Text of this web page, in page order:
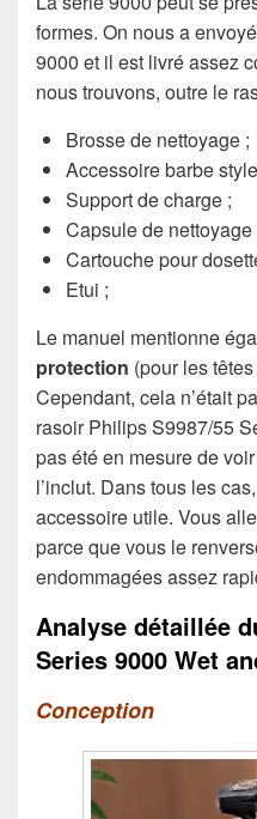
formes. On nous a
9000 et il est livré assez
nous trouvons, outre le
Brosse de nettoyage ;
Accessoire barbe
Support de charge ;
Capsule de nettoyage
Cartouche pour
Etui ;
Le manuel mentionne
protection (pour les
Cependant, cela n’était
rasoir Philips S9987/55
pas été en mesure de
l’inclut. Dans tous les
accessoire utile. Vous
parce que vous le
endommagées assez
Analyse détaillée
Series 9000 Wet
Conception